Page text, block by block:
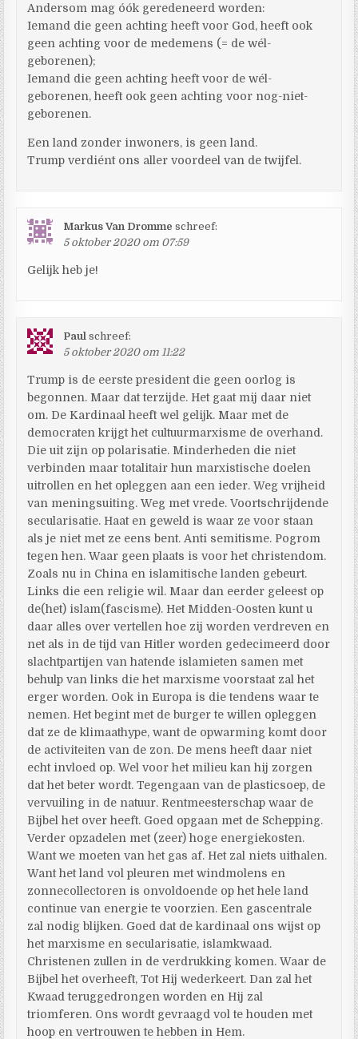
Andersom mag óók geredeneerd worden:
Iemand die geen achting heeft voor God, heeft ook
geen achting voor de medemens (= de wél-
geborenen);
Iemand die geen achting heeft voor de wél-
geborenen, heeft ook geen achting voor nog-niet-
geborenen.
Een land zonder inwoners, is geen land.
Trump verdiént ons aller voordeel van de twijfel.
Markus Van Dromme schreef:
5 oktober 2020 om 07:59
Gelijk heb je!
Paul schreef:
5 oktober 2020 om 11:22
Trump is de eerste president die geen oorlog is
begonnen. Maar dat terzijde. Het gaat mij daar niet
om. De Kardinaal heeft wel gelijk. Maar met de
democraten krijgt het cultuurmarxisme de overhand.
Die uit zijn op polarisatie. Minderheden die niet
verbinden maar totalitair hun marxistische doelen
uitrollen en het opleggen aan een ieder. Weg vrijheid
van meningsuiting. Weg met vrede. Voortschrijdende
secularisatie. Haat en geweld is waar ze voor staan
als je niet met ze eens bent. Anti semitisme. Pogrom
tegen hen. Waar geen plaats is voor het christendom.
Zoals nu in China en islamitische landen gebeurt.
Links die een religie wil. Maar dan eerder geleest op
de(het) islam(fascisme). Het Midden-Oosten kunt u
daar alles over vertellen hoe zij worden verdreven en
net als in de tijd van Hitler worden gedecimeerd door
slachtpartijen van hatende islamieten samen met
behulp van links die het marxisme voorstaat zal het
erger worden. Ook in Europa is die tendens waar te
nemen. Het begint met de burger te willen opleggen
dat ze de klimaathype, want de opwarming komt door
de activiteiten van de zon. De mens heeft daar niet
echt invloed op. Wel voor het milieu kan hij zorgen
dat het beter wordt. Tegengaan van de plasticsoep, de
vervuiling in de natuur. Rentmeesterschap waar de
Bijbel het over heeft. Goed opgaan met de Schepping.
Verder opzadelen met (zeer) hoge energiekosten.
Want we moeten van het gas af. Het zal niets uithalen.
Want het land vol pleuren met windmolens en
zonnecollectoren is onvoldoende op het hele land
continue van energie te voorzien. Een gascentrale
zal nodig blijken. Goed dat de kardinaal ons wijst op
het marxisme en secularisatie, islamkwaad.
Christenen zullen in de verdrukking komen. Waar de
Bijbel het overheeft, Tot Hij wederkeert. Dan zal het
Kwaad teruggedrongen worden en Hij zal
triomferen. Ons wordt gevraagd vol te houden met
hoop en vertrouwen te hebben in Hem.